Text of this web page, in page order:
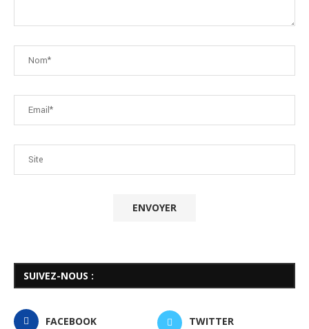
SUIVEZ-NOUS :
FACEBOOK TWITTER